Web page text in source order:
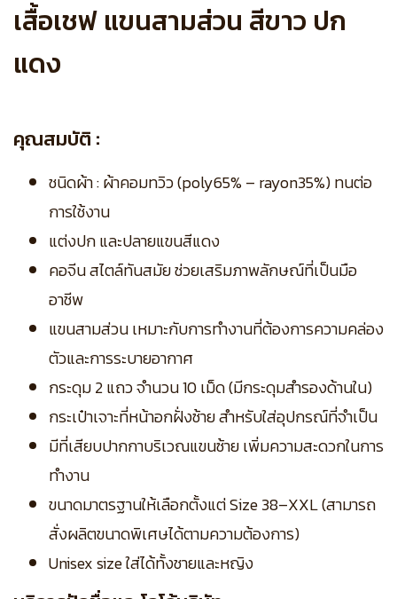
เสื้อเชฟ แขนสามส่วน สีขาว ปก
แดง
คุณสมบัติ :
ชนิดผ้า : ผ้าคอมทวิว (poly65% – rayon35%) ทนต่อ
การใช้งาน
แต่งปก และปลายแขนสีแดง
คอจีน สไตล์ทันสมัย ช่วยเสริมภาพลักษณ์ที่เป็นมือ
อาชีพ
แขนสามส่วน เหมาะกับการทำงานที่ต้องการความคล่อง
ตัวและการระบายอากาศ
กระดุม 2 แถว จำนวน 10 เม็ด (มีกระดุมสำรองด้านใน)
กระเป๋าเจาะที่หน้าอกฝั่งซ้าย สำหรับใส่อุปกรณ์ที่จำเป็น
มีที่เสียบปากกาบริเวณแขนซ้าย เพิ่มความสะดวกในการ
ทำงาน
ขนาดมาตรฐานให้เลือกตั้งแต่ Size 38–XXL (สามารถ
สั่งผลิตขนาดพิเศษได้ตามความต้องการ)
Unisex size ใส่ได้ทั้งชายและหญิง